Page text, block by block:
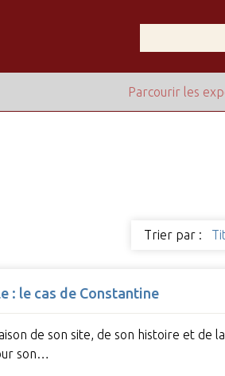
Parcourir les
Trier par :
: le cas de Constantine
de son site, de son histoire et de
son…